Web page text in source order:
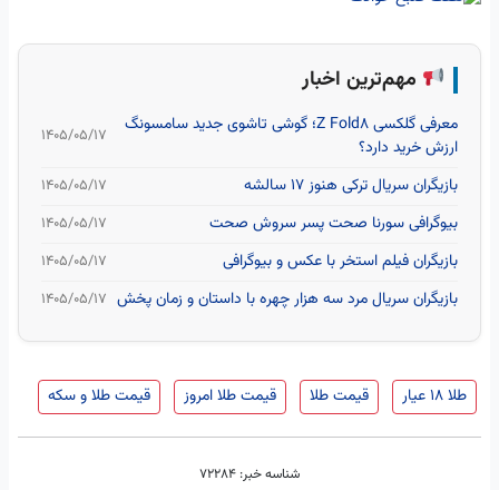
مهم‌ترین اخبار
معرفی گلکسی Z Fold8؛ گوشی تاشوی جدید سامسونگ
ارزش خرید دارد؟
۱۴۰۵/۰۵/۱۷
بازیگران سریال ترکی هنوز ۱۷ سالشه ۱۴۰۵/۰۵/۱۷
بیوگرافی سورنا صحت پسر سروش صحت ۱۴۰۵/۰۵/۱۷
بازیگران فیلم استخر با عکس و بیوگرافی ۱۴۰۵/۰۵/۱۷
بازیگران سریال مرد سه هزار چهره با داستان و زمان پخش ۱۴۰۵/۰۵/۱۷
طلا ۱۸ عیار قیمت طلا قیمت طلا امروز قیمت طلا و سکه
شناسه خبر: